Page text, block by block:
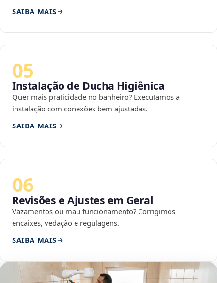
SAIBA MAIS
05
Instalação de Ducha Higiênica
Quer mais praticidade no banheiro? Executamos a
instalação com conexões bem ajustadas.
SAIBA MAIS
06
Revisões e Ajustes em Geral
Vazamentos ou mau funcionamento? Corrigimos
encaixes, vedação e regulagens.
SAIBA MAIS